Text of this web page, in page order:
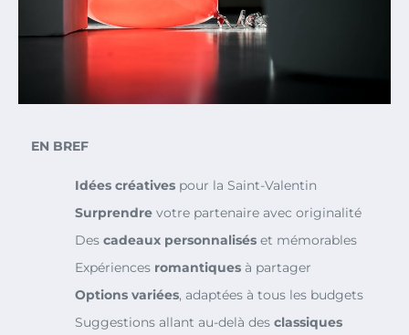
EN BREF
Idées créatives pour la Saint-Valentin
Surprendre votre partenaire avec originalité
Des cadeaux personnalisés et mémorables
Expériences romantiques à partager
Options variées, adaptées à tous les budgets
Suggestions allant au-delà des classiques